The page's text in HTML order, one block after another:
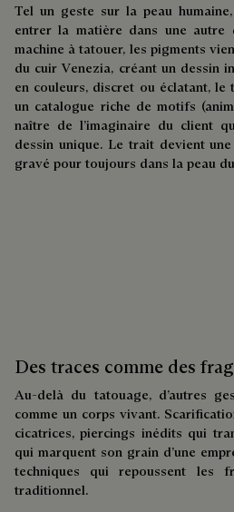
Tel un geste sur la peau
entrer la matière dans une autre
machine à tatouer, les pigments
du cuir Venezia, créant un dessin
en couleurs, discret ou éclatant, le
un catalogue riche de motifs
naître de l’imaginaire du client
dessin unique. Le trait devient
gravé pour toujours dans la peau
Des traces comme des
Au-delà du tatouage, d’autres
comme un corps vivant.
cicatrices, piercings inédits qui
qui marquent son grain d’une
techniques qui repoussent les
traditionnel.